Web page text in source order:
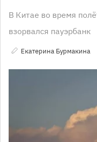
В Китае во время
взорвался пауэрбанк
Екатерина Бурмакина